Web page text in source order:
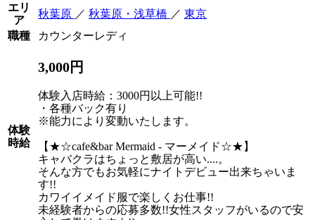
エリ
ア
秋葉原 ／ 秋葉原・浅草橋 ／ 東京
職種
カウンターレディ
体験
時給
3,000円
体験入店時給：3000円以上可能!!
・各種バック有り
※能力により変動いたします。
【★☆cafe&bar Mermaid - マーメイド☆★】
キャバクラはちょっと敷居が高い....。
そんな方でもお気軽にナイトデビュー出来ちゃいま
す!!
カワイイメイド服で楽しくお仕事!!
未経験者からの応募多数!!女性スタッフがいるので安